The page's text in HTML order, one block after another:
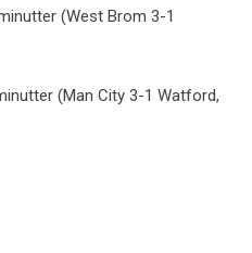
(West Brom 3-1
(Man City 3-1 Watford,